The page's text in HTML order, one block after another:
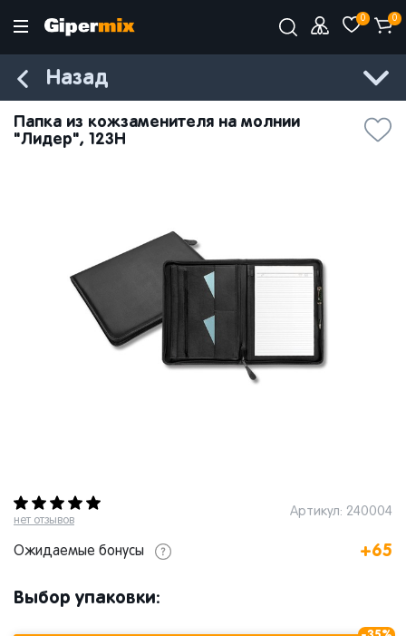
0 0
Назад
Папка из кожзаменителя на молнии
"Лидер", 123Н
нет отзывов
Артикул: 240004
Ожидаемые бонусы +65
Выбор упаковки: